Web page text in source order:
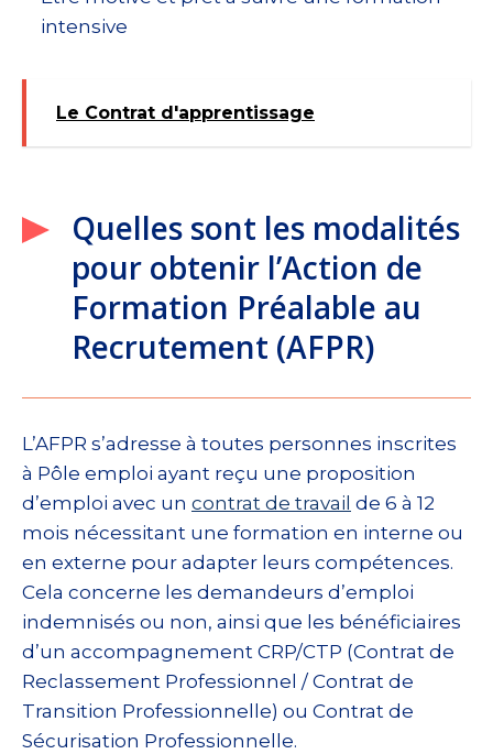
intensive
Le Contrat d'apprentissage
Quelles sont les modalités
pour obtenir l’Action de
Formation Préalable au
Recrutement (AFPR)
L’AFPR s’adresse à toutes personnes inscrites
à Pôle emploi ayant reçu une proposition
d’emploi avec un contrat de travail de 6 à 12
mois nécessitant une formation en interne ou
en externe pour adapter leurs compétences.
Cela concerne les demandeurs d’emploi
indemnisés ou non, ainsi que les bénéficiaires
d’un accompagnement CRP/CTP (Contrat de
Reclassement Professionnel / Contrat de
Transition Professionnelle) ou Contrat de
Sécurisation Professionnelle.